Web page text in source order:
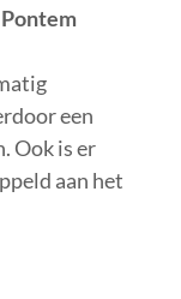
een
Ook is er
aan het